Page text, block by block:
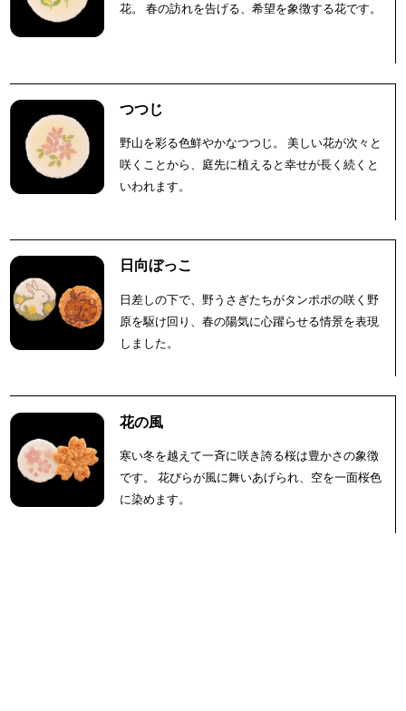
花。 春の訪れを告げる、希望を象徴する花です。
つつじ
野山を彩る色鮮やかなつつじ。 美しい花が次々と
咲くことから、庭先に植えると幸せが長く続くと
いわれます。
日向ぼっこ
日差しの下で、野うさぎたちがタンポポの咲く野
原を駆け回り、春の陽気に心躍らせる情景を表現
しました。
花の風
寒い冬を越えて一斉に咲き誇る桜は豊かさの象徴
です。 花びらが風に舞いあげられ、空を一面桜色
に染めます。